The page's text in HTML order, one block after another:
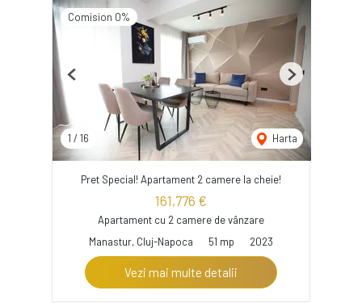
Comision 0%
1 / 16 Harta
Previous Next
Pret Special! Apartament 2 camere la cheie!
161,776 €
Apartament cu 2 camere de vânzare
Manastur, Cluj-Napoca
51 mp 2023
Vezi mai multe detalii